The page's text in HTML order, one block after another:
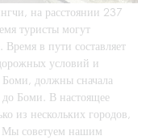
на расстоянии 237
туристы могут
Время в пути составляет
условий и
должны сначала
до Боми. В настоящее
из нескольких городов,
советуем нашим